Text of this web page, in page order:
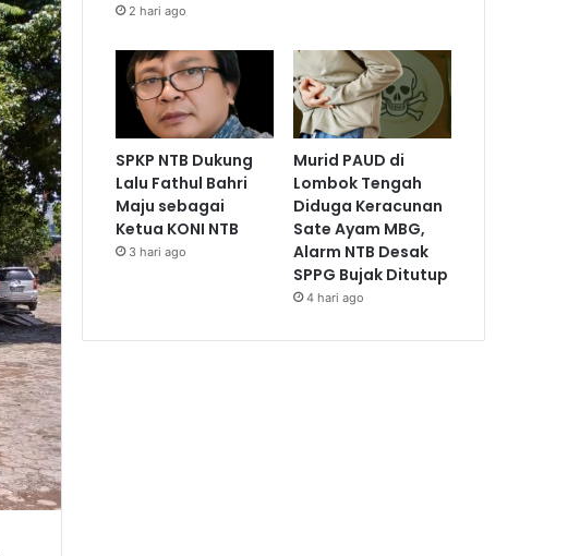
2 hari ago
SPKP NTB Dukung
Lalu Fathul Bahri
Maju sebagai
Ketua KONI NTB
3 hari ago
Murid PAUD di
Lombok Tengah
Diduga Keracunan
Sate Ayam MBG,
Alarm NTB Desak
SPPG Bujak Ditutup
4 hari ago